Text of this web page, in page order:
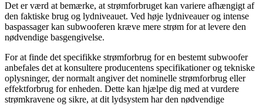
Det er værd at bemærke, at strømforbruget kan variere afhængigt af
den faktiske brug og lydniveauet. Ved høje lydniveauer og intense
baspassager kan subwooferen kræve mere strøm for at levere den
nødvendige basgengivelse.
For at finde det specifikke strømforbrug for en bestemt subwoofer
anbefales det at konsultere producentens specifikationer og tekniske
oplysninger, der normalt angiver det nominelle strømforbrug eller
effektforbrug for enheden. Dette kan hjælpe dig med at vurdere
strømkravene og sikre, at dit lydsystem har den nødvendige